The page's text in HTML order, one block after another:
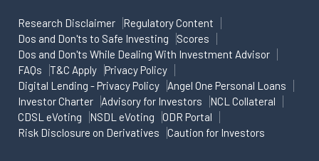
Research Disclaimer
Regulatory Content
Dos and Don'ts to Safe Investing
Scores
Dos and Don'ts While Dealing With Investment Advisor
FAQs
T&C Apply
Privacy Policy
Digital Lending - Privacy Policy
Angel One Personal Loans
Investor Charter
Advisory for Investors
NCL Collateral
CDSL eVoting
NSDL eVoting
ODR Portal
Risk Disclosure on Derivatives
Caution for Investors